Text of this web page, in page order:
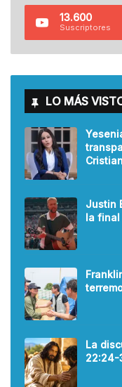
13.600
Suscriptores
LO MÁS
Justin
la
La
22:24-